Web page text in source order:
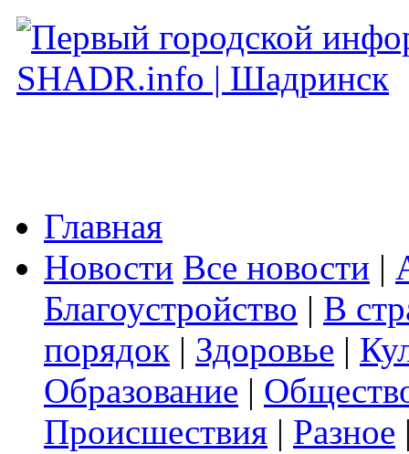
Главная
Новости Все новости |
Благоустройство | В
порядок | Здоровье |
Образование |
Происшествия | Разное